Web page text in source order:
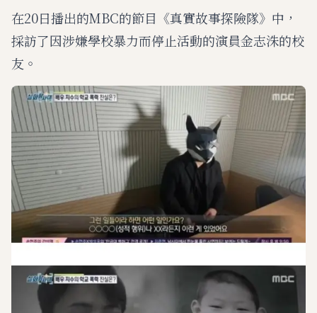
在20日播出的MBC的節目《真實故事探險隊》中，
採訪了因涉嫌學校暴力而停止活動的演員金志洙的校
友。